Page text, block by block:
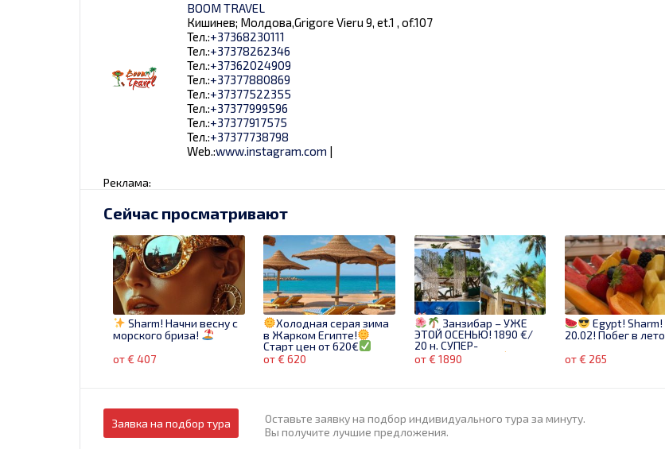
BOOM TRAVEL
Кишинев; Молдова,Grigore Vieru 9, et.1 , of.107
Тел.:+37368230111
Тел.:+37378262346
Тел.:+37362024909
Тел.:+37377880869
Тел.:+37377522355
Тел.:+37377999596
Тел.:+37377917575
Тел.:+37377738798
Web.:www.instagram.com |
Реклама:
Сейчас просматривают
Sharm! Начни весну с
морского бриза!
от € 407
Холодная серая зима
в Жарком Египте!
Старт цен от 620€
Бронируй сейчас!
от € 620
Занзибар – УЖЕ
ЭТОЙ ОСЕНЬЮ! 1890 €/
20 н. СУПЕР-
ПРЕДЛОЖЕНИЕ
от € 1890
Egypt! Sharm!
20.02! Побег в
от € 265
Заявка на подбор тура
Оставьте заявку на подбор индивидуального тура за минуту.
Вы получите лучшие предложения.